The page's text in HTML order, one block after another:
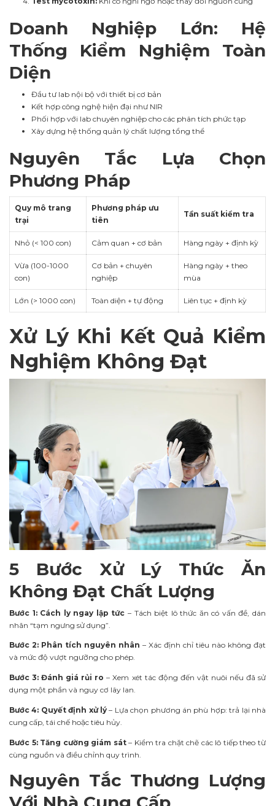
Doanh Nghiệp Lớn: Hệ
Thống Kiểm Nghiệm Toàn
Diện
Đầu tư lab nội bộ với thiết bị cơ bản
Kết hợp công nghệ hiện đại như NIR
Phối hợp với lab chuyên nghiệp cho các phân tích phức tạp
Xây dựng hệ thống quản lý chất lượng tổng thể
Nguyên Tắc Lựa Chọn
Phương Pháp
Quy mô trang
trại
Phương pháp ưu
tiên
Tần suất kiểm tra
Nhỏ (< 100 con) Cảm quan + cơ bản Hàng ngày + định kỳ
Vừa (100-1000
con)
Cơ bản + chuyên
nghiệp
Hàng ngày + theo
mùa
Lớn (> 1000 con) Toàn diện + tự động Liên tục + định kỳ
Xử Lý Khi Kết Quả Kiểm
Nghiệm Không Đạt
5 Bước Xử Lý Thức Ăn
Không Đạt Chất Lượng
Bước 1: Cách ly ngay lập tức – Tách biệt lô thức ăn có vấn đề, dán
nhãn “tạm ngưng sử dụng”.
Bước 2: Phân tích nguyên nhân – Xác định chỉ tiêu nào không đạt
và mức độ vượt ngưỡng cho phép.
Bước 3: Đánh giá rủi ro – Xem xét tác động đến vật nuôi nếu đã sử
dụng một phần và nguy cơ lây lan.
Bước 4: Quyết định xử lý – Lựa chọn phương án phù hợp: trả lại nhà
cung cấp, tái chế hoặc tiêu hủy.
Bước 5: Tăng cường giám sát– Kiểm tra chặt chẽ các lô tiếp theo từ
cùng nguồn và điều chỉnh quy trình.
Nguyên Tắc Thương Lượng